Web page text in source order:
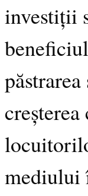
investiții
mediului